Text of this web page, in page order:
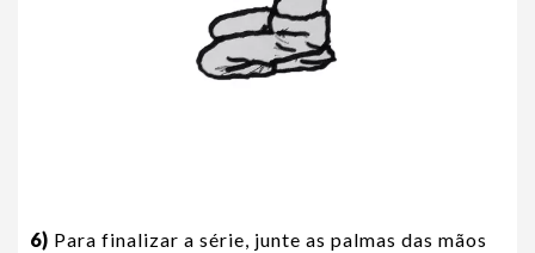
6) Para finalizar a série, junte as palmas das mãos